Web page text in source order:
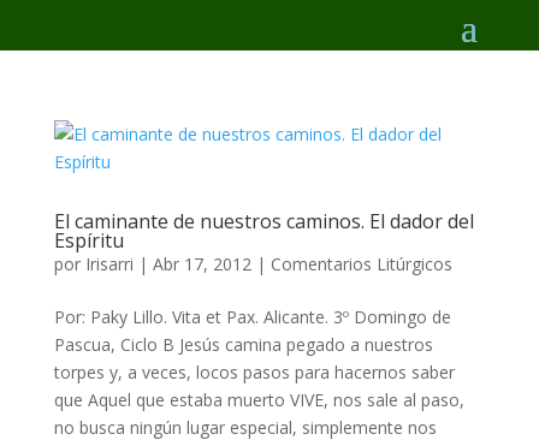
El caminante de nuestros caminos. El dador del
Espíritu
por Irisarri | Abr 17, 2012| Comentarios Litúrgicos
Por: Paky Lillo. Vita et Pax. Alicante. 3º Domingo de
Pascua, Ciclo B Jesús camina pegado a nuestros
torpes y, a veces, locos pasos para hacernos saber
que Aquel que estaba muerto VIVE, nos sale al paso,
no busca ningún lugar especial, simplemente nos